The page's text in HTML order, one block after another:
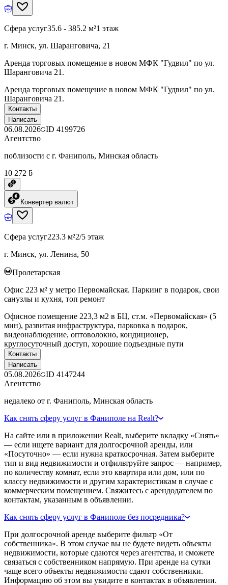
Сфера услуг35.6 - 385.2 м²1 этаж
г. Минск, ул. Шаранговича, 21
Аренда торговых помещение в новом МФК "Гудвил" по ул.
Шаранговича 21.
Аренда торговых помещение в новом МФК "Гудвил" по ул.
Шаранговича 21.
Контакты
Написать
06.08.2026 ID 4199726
Агентство
поблизости с г. Фаниполь, Минская область
10 272 ƃ
Конвертер валют
Сфера услуг223.3 м²2/5 этаж
г. Минск, ул. Ленина, 50
Пролетарская
Офис 223 м² у метро Первомайская. Паркинг в подарок, свои
санузлы и кухня, топ ремонт
Офисное помещение 223,3 м2 в БЦ, ст.м. «Первомайская» (5
мин), развитая инфраструктура, парковка в подарок,
видеонаблюдение, оптоволокно, кондиционер,
круглосуточный доступ, хорошие подъездные пути
Контакты
Написать
05.08.2026 ID 4147244
Агентство
недалеко от г. Фаниполь, Минская область
Как снять сферу услуг в Фаниполе на Realt?
На сайте или в приложении Realt, выберите вкладку «Снять»
— если ищете вариант для долгосрочной аренды, или
«Посуточно» — если нужна краткосрочная. Затем выберите
тип и вид недвижимости и отфильтруйте запрос — например,
по количеству комнат, если это квартира или дом, или по
классу недвижимости и другим характеристикам в случае с
коммерческим помещением. Свяжитесь с арендодателем по
контактам, указанным в объявлении.
Как снять сферу услуг в Фаниполе без посредника?
При долгосрочной аренде выберите фильтр «От
собственника». В этом случае вы не будете видеть объекты
недвижимости, которые сдаются через агентства, и сможете
связаться с собственником напрямую. При аренде на сутки
чаще всего объекты недвижимости сдают собственники.
Информацию об этом вы увидите в контактах в объявлении.